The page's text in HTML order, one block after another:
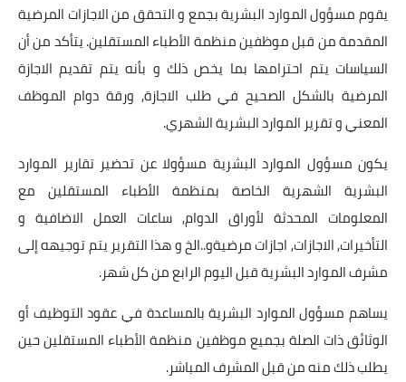
يقوم مسؤول الموارد البشرية بجمع و التحقق من الاجازات المرضية
المقدمة من قبل موظفين منظمة الأطباء المستقلين. يتأكد من أن
السياسات يتم احترامها بما يخص ذلك و بأنه يتم تقديم الاجازة
المرضية بالشكل الصحيح في طلب الاجازة, ورقة دوام الموظف
المعني و تقرير الموارد البشرية الشهري.
يكون مسؤول الموارد البشرية مسؤولا عن تحضير تقارير الموارد
البشرية الشهرية الخاصة بمنظمة الأطباء المستقلين مع
المعلومات المحدثة لأوراق الدوام, ساعات العمل الاضافية و
التأخيرات, الاجازات, اجازات مرضيةو..الخ و هذا التقرير يتم توجيهه إلى
مشرف الموارد البشرية قبل اليوم الرابع من كل شهر.
يساهم مسؤول الموارد البشرية بالمساعدة في عقود التوظيف أو
الوثائق ذات الصلة بجميع موظفين منظمة الأطباء المستقلين حين
يطلب ذلك منه من قبل المشرف المباشر.